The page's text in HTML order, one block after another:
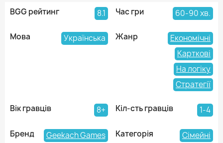
BGG рейтинг 8.1 Час гри 60-90 хв.
Мова Українська Жанр
Економічні
Карткові
На логіку
Стратегії
Вік гравців 8+ Кіл-сть гравців 1-4
Бренд Geekach Games Категорія Сімейні